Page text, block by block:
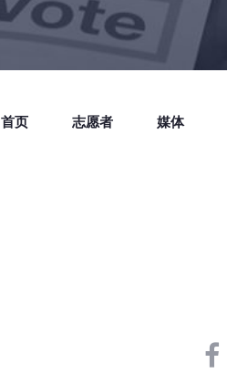
首页 志愿者 媒体